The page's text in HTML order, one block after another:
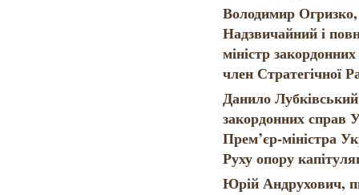
Володимир
Надзвичайний і
міністр
член Стратегічної
Данило
закордонних справ
Прем’єр-міністра
Руху опору
Юрій Андрухович,